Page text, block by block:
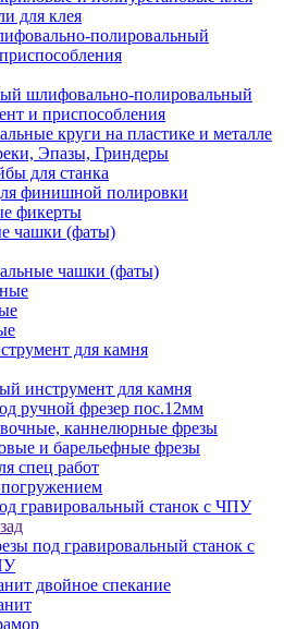
для клея
полировальный
шлифовально-полировальный
и приспособления
круги на пластике и металле
Эпазы, Гриндеры
для станка
финишной полировки
фикерты
чашки (фаты)
чашки (фаты)
для камня
инструмент для камня
ручной фрезер пос.12мм
каннелюрные фрезы
и барельефные фрезы
спец работ
гравировальный станок с ЧПУ
под гравировальный станок с
двойное спекание